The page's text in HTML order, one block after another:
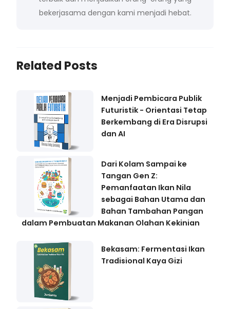
bekerjasama dengan kami menjadi hebat.
Related Posts
Menjadi Pembicara Publik
Futuristik - Orientasi Tetap
Berkembang di Era Disrupsi
dan AI
Dari Kolam Sampai ke
Tangan Gen Z:
Pemanfaatan Ikan Nila
sebagai Bahan Utama dan
Bahan Tambahan Pangan
dalam Pembuatan Makanan Olahan Kekinian
Bekasam: Fermentasi Ikan
Tradisional Kaya Gizi